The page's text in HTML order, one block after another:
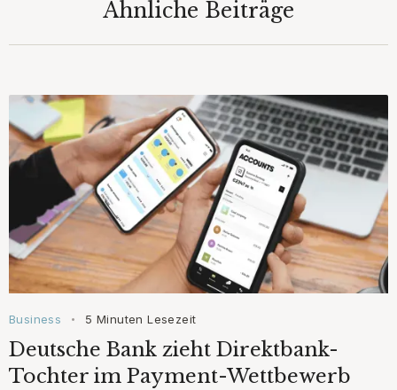
Ähnliche Beiträge
Business • 5 Minuten Lesezeit
Deutsche Bank zieht Direktbank-
Tochter im Payment-Wettbewerb